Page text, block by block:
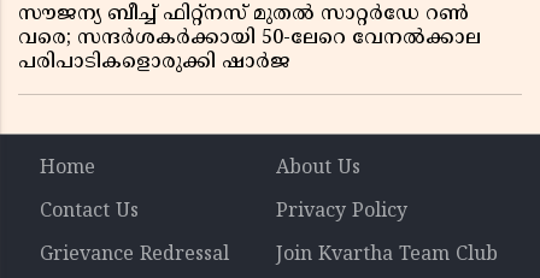
സൗജന്യ ബീച്ച് ഫിറ്റ്നസ് മുതൽ സാറ്റർഡേ റൺ
വരെ; സന്ദർശകർക്കായി 50-ലേറെ വേനൽക്കാല
പരിപാടികളൊരുക്കി ഷാർജ
Home
About Us
Contact Us
Privacy Policy
Grievance Redressal
Join Kvartha Team Club